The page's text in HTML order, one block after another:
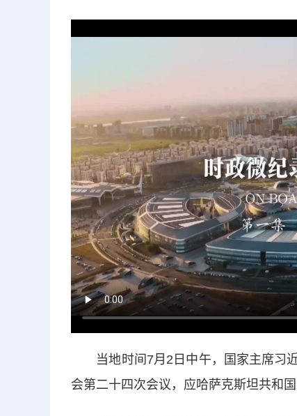
当地时间7月2日中午，国家主席习近
会第二十四次会议，应哈萨克斯坦共和